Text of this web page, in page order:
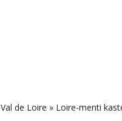
de Loire » Loire-menti